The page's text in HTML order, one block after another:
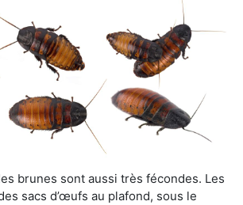
brunes sont aussi très fécondes. Les
sacs d’œufs au plafond, sous le